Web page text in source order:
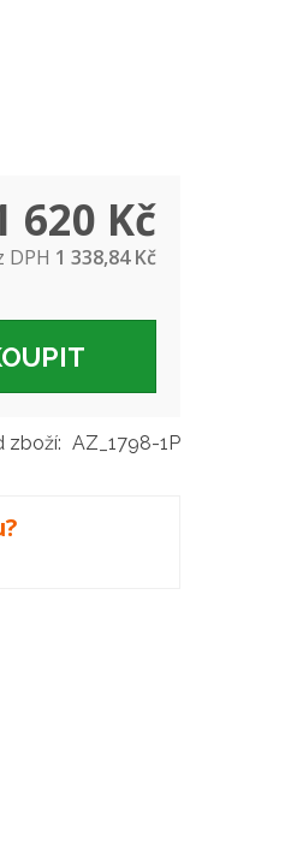
620 Kč
DPH 1 338,84 Kč
zboží: AZ_1798-1P